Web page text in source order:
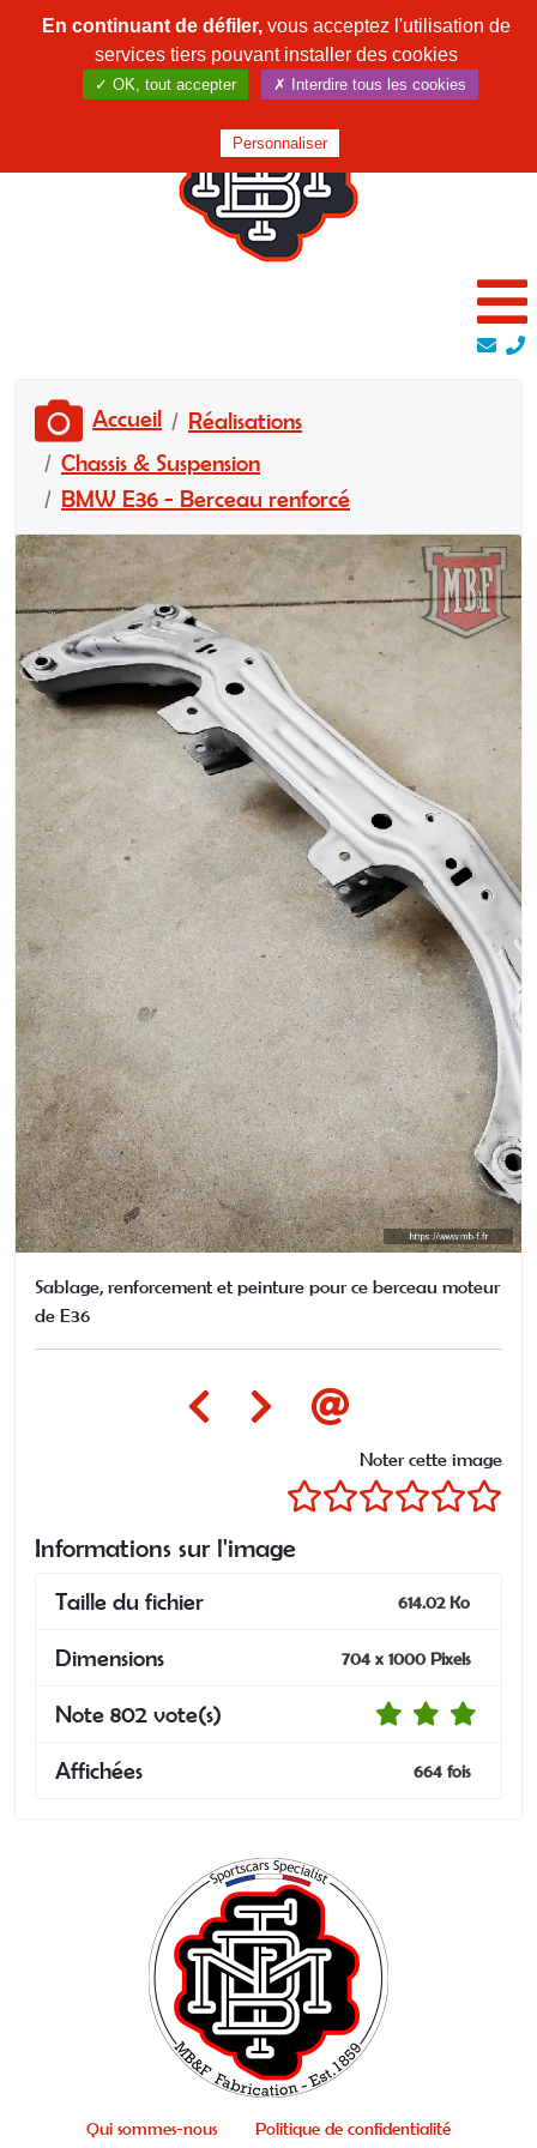
Accueil
Réalisations
Chassis & Suspension
BMW E36 - Berceau renforcé
Sablage, renforcement et peinture pour ce berceau moteur
de E36
Noter cette image
Informations sur l'image
Taille du fichier 614.02 Ko
Dimensions 704 x 1000 Pixels
Note 802 vote(s)
Affichées 664 fois
Qui sommes-nous Politique de confidentialité
En continuant de défiler,vous acceptez l'utilisation de
services tiers pouvant installer des cookies
✓ OK, tout accepter ✗ Interdire tous les cookies
Personnaliser